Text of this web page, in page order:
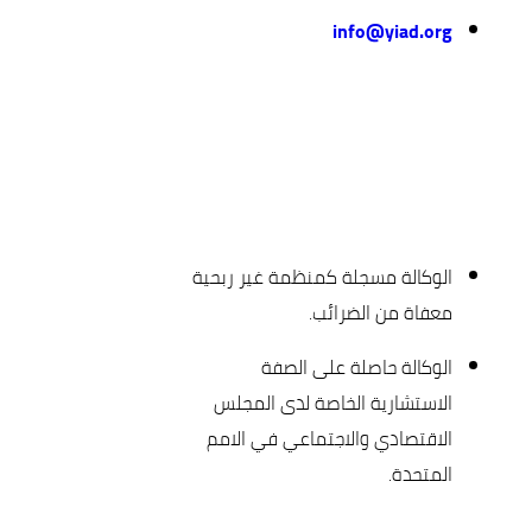
info@yiad.org
الوكالة مسجلة كمنظمة غير ربحية
معفاة من الضرائب.
الوكالة حاصلة على الصفة
الاستشارية الخاصة لدى المجلس
الاقتصادي والاجتماعي في الامم
المتحدة.